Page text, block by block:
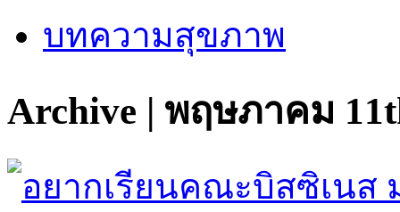
บทความสุขภาพ
Archive | พฤษภาคม